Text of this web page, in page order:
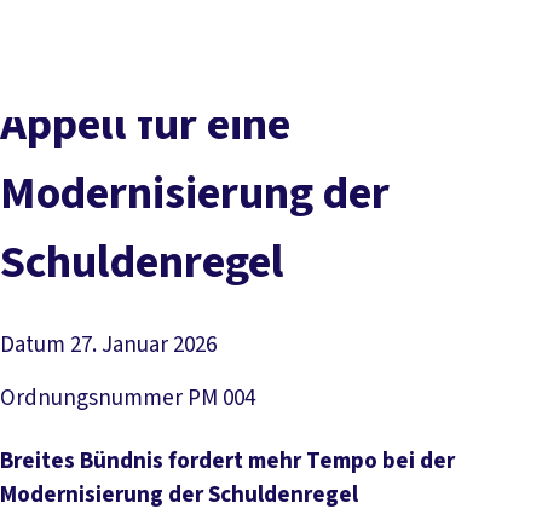
Service
Appell für eine
Modernisierung der
Schuldenregel
Datum 27. Januar 2026
Ordnungsnummer PM 004
Breites Bündnis fordert mehr Tempo bei der
Modernisierung der Schuldenregel